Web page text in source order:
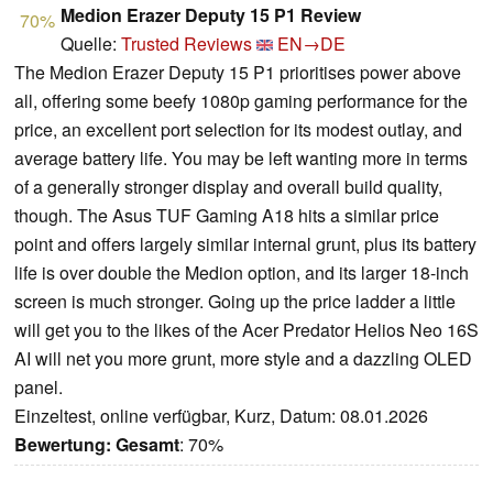
70% Medion Erazer Deputy 15 P1 Review
Quelle: Trusted Reviews
EN→DE
The Medion Erazer Deputy 15 P1 prioritises power above
all, offering some beefy 1080p gaming performance for the
price, an excellent port selection for its modest outlay, and
average battery life. You may be left wanting more in terms
of a generally stronger display and overall build quality,
though. The Asus TUF Gaming A18 hits a similar price
point and offers largely similar internal grunt, plus its battery
life is over double the Medion option, and its larger 18-inch
screen is much stronger. Going up the price ladder a little
will get you to the likes of the Acer Predator Helios Neo 16S
AI will net you more grunt, more style and a dazzling OLED
panel.
Einzeltest, online verfügbar, Kurz, Datum: 08.01.2026
Bewertung: Gesamt: 70%